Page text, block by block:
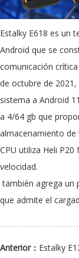
Estalky E618 es un
Android que se
comunicación
de octubre de 2021,
sistema a Android
a 4/64 gb que
almacenamiento
CPU utiliza Heli
velocidad.
también agrega un
que admite el
Anterior： Estalky